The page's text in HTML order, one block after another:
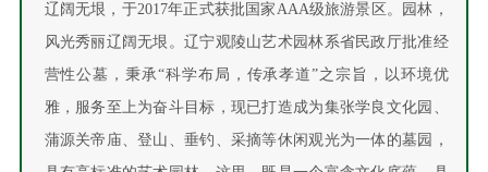
辽阔无垠，于2017年正式获批国家AAA级旅游景区。园林，
风光秀丽辽阔无垠。辽宁观陵山艺术园林系省民政厅批准经
营性公墓，秉承“科学布局，传承孝道”之宗旨，以环境优
雅，服务至上为奋斗目标，现已打造成为集张学良文化园、
蒲源关帝庙、登山、垂钓、采摘等休闲观光为一体的墓园，